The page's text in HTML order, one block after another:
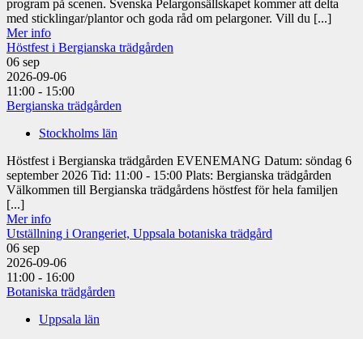
program på scenen. Svenska Pelargonsällskapet kommer att delta
med sticklingar/plantor och goda råd om pelargoner. Vill du [...]
Mer info
Höstfest i Bergianska trädgården
06 sep
2026-09-06
11:00 - 15:00
Bergianska trädgården
Stockholms län
Höstfest i Bergianska trädgården EVENEMANG Datum: söndag 6
september 2026 Tid: 11:00 - 15:00 Plats: Bergianska trädgården
Välkommen till Bergianska trädgårdens höstfest för hela familjen
[...]
Mer info
Utställning i Orangeriet, Uppsala botaniska trädgård
06 sep
2026-09-06
11:00 - 16:00
Botaniska trädgården
Uppsala län